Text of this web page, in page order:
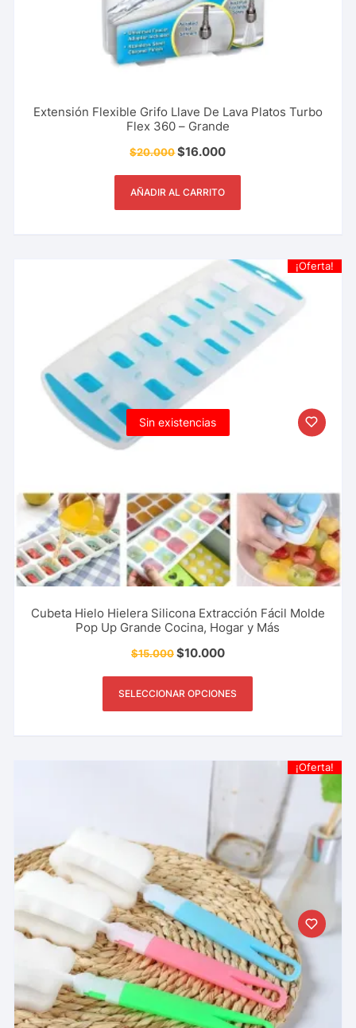
Extensión Flexible Grifo Llave De Lava Platos Turbo
Flex 360 – Grande
$20.000$16.000
AÑADIR AL CARRITO
Sin existencias
¡Oferta!
Cubeta Hielo Hielera Silicona Extracción Fácil Molde
Pop Up Grande Cocina, Hogar y Más
$15.000$10.000
SELECCIONAR OPCIONES
¡Oferta!